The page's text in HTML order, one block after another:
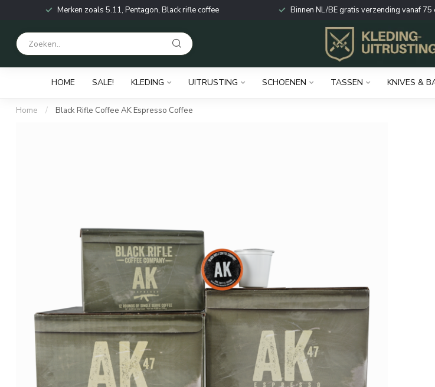
Merken zoals 5.11, Pentagon, Black rifle coffee Binnen NL/BE gratis verzending vanaf 75
HOME SALE! KLEDING UITRUSTING SCHOENEN TASSEN KNIVES &
Home / Black Rifle Coffee AK Espresso Coffee